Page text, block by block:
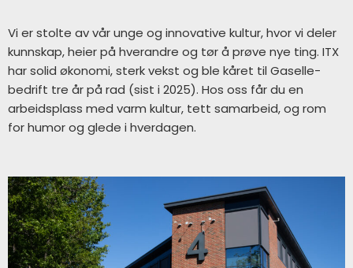
Vi er stolte av vårunge og innovative kultur, hvor vi deler
kunnskap, heier på hverandre og tør å prøve nye ting. ITX
har solid økonomi, sterk vekst og ble kåret til Gaselle-
bedrift tre år på rad (sist i 2025). Hos oss får du en
arbeidsplass med varm kultur, tett samarbeid, og rom
for humor og glede i hverdagen.